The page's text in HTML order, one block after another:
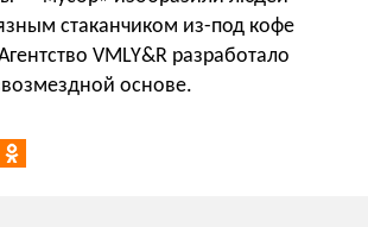
стаканчиком из-под кофе
VMLY&R разработало
основе.